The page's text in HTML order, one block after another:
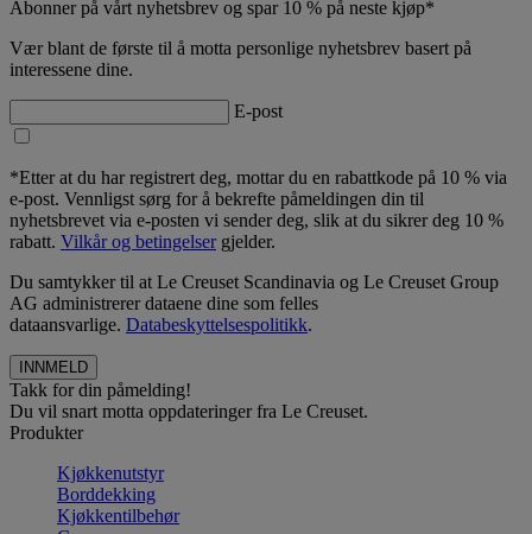
Abonner på vårt nyhetsbrev og spar 10 % på neste kjøp*
Vær blant de første til å motta personlige nyhetsbrev basert på
interessene dine.
E-post
*Etter at du har registrert deg, mottar du en rabattkode på 10 % via
e-post. Vennligst sørg for å bekrefte påmeldingen din til
nyhetsbrevet via e-posten vi sender deg, slik at du sikrer deg 10 %
rabatt. Vilkår og betingelsergjelder.
Du samtykker til at Le Creuset Scandinavia og Le Creuset Group
AG administrerer dataene dine som felles
dataansvarlige. Databeskyttelsespolitikk.
Takk for din påmelding!
Du vil snart motta oppdateringer fra Le Creuset.
Produkter
Kjøkkenutstyr
Borddekking
Kjøkkentilbehør